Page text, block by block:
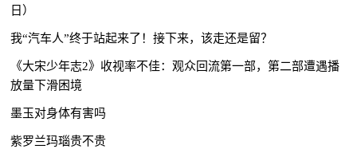
日）
我“汽车人”终于站起来了！接下来，该走还是留？
《大宋少年志2》收视率不佳：观众回流第一部，第二部遭遇播
放量下滑困境
墨玉对身体有害吗
紫罗兰玛瑙贵不贵